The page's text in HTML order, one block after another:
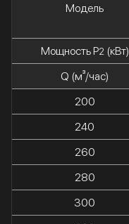
Модель
Мощность P2(кВт)
Q (м³/час)
200
240
260
280
300